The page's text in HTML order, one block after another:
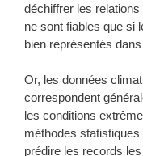
déchiffrer les
ne sont fiables que si
bien représentés
Or, les données
correspondent
les conditions
méthodes
prédire les records